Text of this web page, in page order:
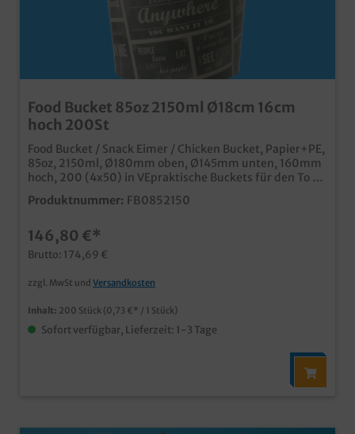
Food Bucket 85oz 2150ml Ø18cm 16cm
hoch 200St
Food Bucket / Snack Eimer / Chicken Bucket, Papier+PE,
85oz, 2150ml, Ø180mm oben, Ø145mm unten, 160mm
hoch, 200 (4x50) in VEpraktische Buckets für den To Go
oder Indoor Verkauffür verschiedene Snacks und
Imbissprodukte geeignetmit PE Beschichtung auch für
Neutralmotivauch individuell bedruckbar
Produktnummer: FB0852150
146,80 €*
Brutto: 174,69 €
zzgl. MwSt und Versandkosten
Inhalt: 200 Stück (0,73 €* / 1 Stück)
Sofort verfügbar, Lieferzeit: 1-3 Tage